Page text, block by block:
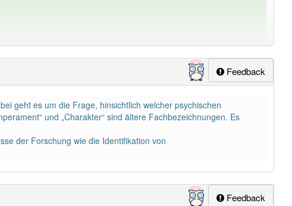
Endung-persönlichkeit aber mit einem anderen Artikeldie : 0
Feedback
geht es um die Frage, hinsichtlich welcher psychischen
und „Charakter“ sind ältere Fachbezeichnungen. Es
der Forschung wie die Identifikation von
Feedback